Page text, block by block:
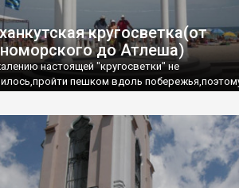
кругосветка(от
до Атлеша)
настоящей "кругосветки" не
пешком вдоль